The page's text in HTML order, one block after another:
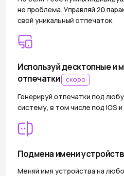
не проблема. Управляй 20
свой уникальный отпечаток
Используй десктопные и
отпечатки
скоро
Генерируй отпечатки под
систему, в том числе под iOS
Подмена имени
Меняй имя устройства на